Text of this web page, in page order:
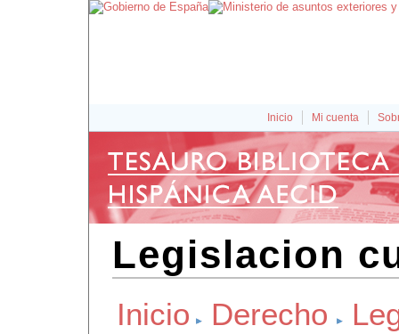
Inicio Mi cuenta
Legislacion
Inicio Derecho